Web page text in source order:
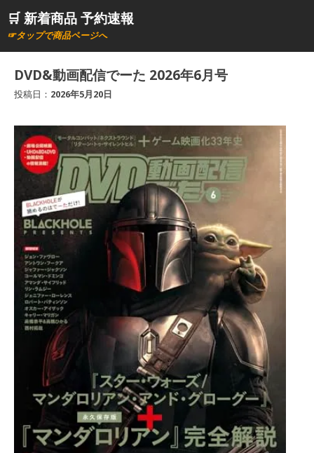
ン🛒 新着商品 予約速報
☞タップで商品ページへ
DVD&動画配信でーた 2026年6月号
投稿日： 2026年5月20日